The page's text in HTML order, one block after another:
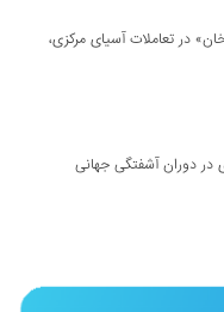
در تعاملات آسیای مرکزی،
دوران آشفتگی جهانی